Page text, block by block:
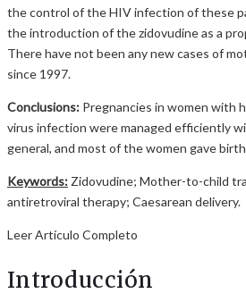
the control of the HIV infection of these
the introduction of the zidovudine as a
There have not been any new cases of
since 1997.
Conclusions: Pregnancies in women with
virus infection were managed efficiently
general, and most of the women gave
Keywords: Zidovudine; Mother-to-child
antiretroviral therapy; Caesarean delivery.
Leer Artículo Completo
Introducción